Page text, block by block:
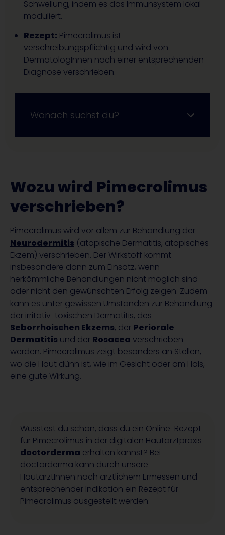
Schwellung, indem es das Immunsystem lokal
moduliert.
Rezept: Pimecrolimus ist
verschreibungspflichtig und wird von
DermatologInnen nach einer entsprechenden
Diagnose verschrieben.
Wonach suchst du?
Wozu wird Pimecrolimus
verschrieben?
Pimecrolimus wird vor allem zur Behandlung der
Neurodermitis (atopische Dermatitis, atopisches
Ekzem) verschrieben. Der Wirkstoff kommt
insbesondere dann zum Einsatz, wenn
herkömmliche Behandlungen nicht möglich sind
oder nicht den gewünschten Erfolg zeigen. Zudem
kann es unter gewissen Umständen zur Behandlung
der irritativ-toxischen Dermatitis, des
Seborrhoischen Ekzems, der Periorale
Dermatitis und der Rosacea verschrieben
werden. Pimecrolimus zeigt besonders an Stellen,
wo die Haut dünn ist, wie im Gesicht oder am Hals,
eine gute Wirkung.
Wusstest du schon, dass du ein Online-Rezept
für Pimecrolimus in der digitalen Hautarztpraxis
doctorderma erhalten kannst? Bei
doctorderma kann durch unsere
HautärztInnen nach ärztlichem Ermessen und
entsprechender Indikation ein Rezept für
Pimecrolimus ausgestellt werden.